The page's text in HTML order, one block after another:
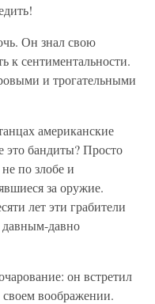
Он знал свою
к сентиментальности.
и трогательными
американские
бандиты? Просто
по злобе и
за оружие.
лет эти грабители
давно
он встретил
своем воображении.